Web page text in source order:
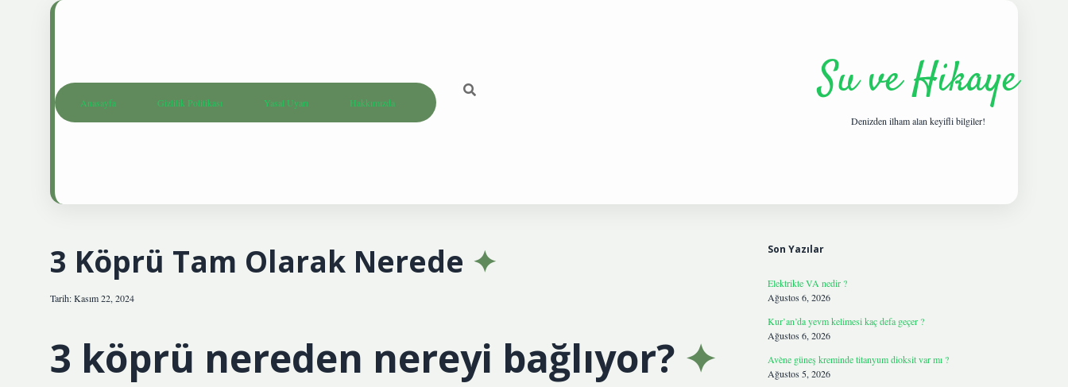
Anasayfa Gizlilik Politikası Yasal Uyarı Hakkımızda Su ve Hikaye
Denizden ilham alan keyifli bilgiler!
3 Köprü Tam Olarak Nerede
Tarih: Kasım 22, 2024
3 köprü nereden nereyi bağlıyor?
Son Yazılar
Elektrikte VA nedir ?
Ağustos 6, 2026
Kur’an’da yevm kelimesi kaç defa geçer ?
Ağustos 6, 2026
Avène güneş kreminde titanyum dioksit var mı ?
Ağustos 5, 2026